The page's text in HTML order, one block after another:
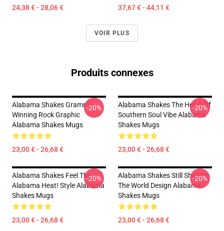
24,38 € - 28,06 € 37,67 € - 44,11 €
VOIR PLUS
Produits connexes
Alabama Shakes Grammy-
Winning Rock Graphic
Alabama Shakes Mugs
23,00 € - 26,68 €
-20%
Alabama Shakes The Heart Of
Southern Soul Vibe Alabama
Shakes Mugs
23,00 € - 26,68 €
-20%
Alabama Shakes Feel The
Alabama Heat! Style Alabama
Shakes Mugs
23,00 € - 26,68 €
-20%
Alabama Shakes Still Shaking
The World Design Alabama
Shakes Mugs
23,00 € - 26,68 €
-20%